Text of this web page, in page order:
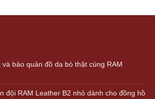
bảo quản đồ da bò thật cùng RAM
đội RAM Leather B2 nhỏ dành cho đồng hồ